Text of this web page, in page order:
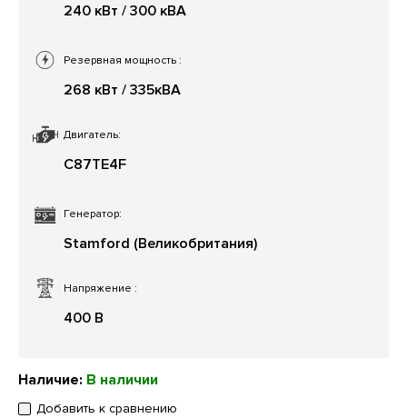
240 кВт / 300 кВА
Двигатель:
C87TE4F
Напряжение :
400 В
Резервная мощность :
268 кВт / 335кВА
Генератор:
Stamford (Великобритания)
Наличие: В наличии
Добавить к сравнению